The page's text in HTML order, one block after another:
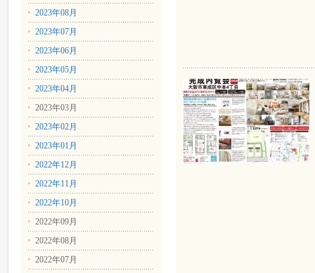
2023年08月
2023年07月
2023年06月
2023年05月
2023年04月
2023年03月
2023年02月
2023年01月
2022年12月
2022年11月
2022年10月
2022年09月
2022年08月
2022年07月